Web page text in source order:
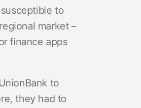
to
market –
finance apps
to
they had to